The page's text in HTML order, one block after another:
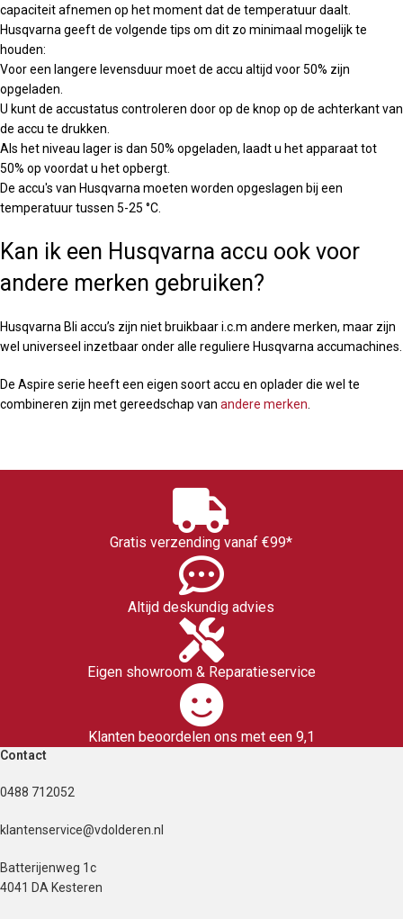
capaciteit afnemen op het moment dat de temperatuur daalt.
Husqvarna geeft de volgende tips om dit zo minimaal mogelijk te
houden:
Voor een langere levensduur moet de accu altijd voor 50% zijn
opgeladen.
U kunt de accustatus controleren door op de knop op de achterkant van
de accu te drukken.
Als het niveau lager is dan 50% opgeladen, laadt u het apparaat tot
50% op voordat u het opbergt.
De accu's van Husqvarna moeten worden opgeslagen bij een
temperatuur tussen 5-25 °C.
Kan ik een Husqvarna accu ook voor
andere merken gebruiken?
Husqvarna Bli accu’s zijn niet bruikbaar i.c.m andere merken, maar zijn
wel universeel inzetbaar onder alle reguliere Husqvarna accumachines.
De Aspire serie heeft een eigen soort accu en oplader die wel te
combineren zijn met gereedschap van andere merken
Gratis verzending vanaf €99*
Altijd deskundig advies
Eigen showroom & Reparatieservice
Klanten beoordelen ons met een 9,1
Contact
0488 712052
klantenservice@vdolderen.nl
Batterijenweg 1c
4041 DA Kesteren